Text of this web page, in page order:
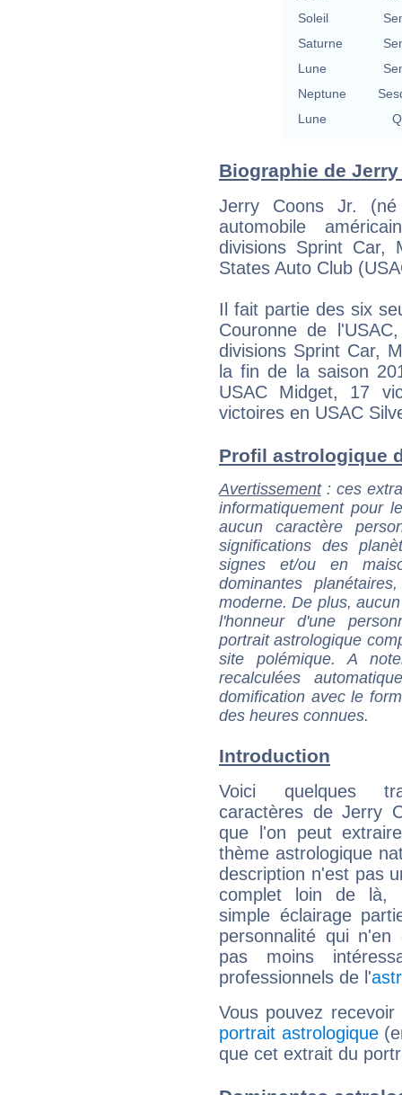
Soleil
Saturne
Lune
Neptune
Lune
Biographie de
Jerry Coons Jr.
automobile
divisions Sprint Car,
States Auto Club
Il fait partie des six
Couronne de
divisions Sprint Car,
la fin de la saison
USAC Midget, 17
victoires en USAC
Profil astrologique
Avertissement: ces
informatiquement pour
aucun caractère
significations des
signes et/ou en
dominantes
moderne. De plus,
l'honneur d'une
portrait astrologique
site polémique. A
recalculées
domification avec le
des heures connues.
Introduction
Voici quelques
caractères de Jerry
que l'on peut
thème astrologique
description n'est pas
complet loin de là,
simple éclairage
personnalité qui n'en
pas moins
professionnels de l'
Vous pouvez
portrait astrologique
que cet extrait du